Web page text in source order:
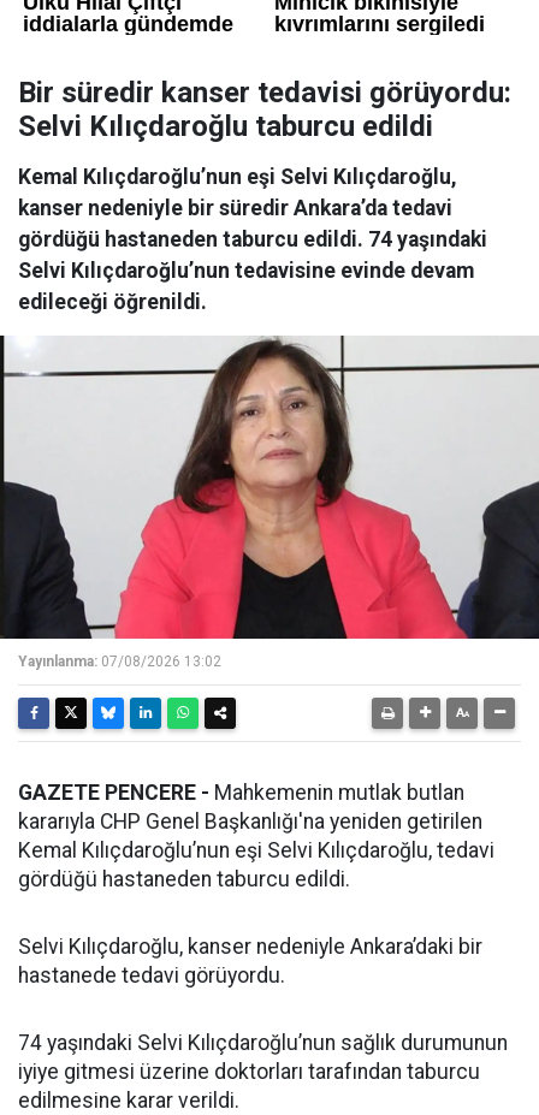
Bir süredir kanser tedavisi görüyordu:
Selvi Kılıçdaroğlu taburcu edildi
Kemal Kılıçdaroğlu’nun eşi Selvi Kılıçdaroğlu,
kanser nedeniyle bir süredir Ankara’da tedavi
gördüğü hastaneden taburcu edildi. 74 yaşındaki
Selvi Kılıçdaroğlu’nun tedavisine evinde devam
edileceği öğrenildi.
Yayınlanma: 07/08/2026 13:02
GAZETE PENCERE - Mahkemenin mutlak butlan
kararıyla CHP Genel Başkanlığı'na yeniden getirilen
Kemal Kılıçdaroğlu’nun eşi Selvi Kılıçdaroğlu, tedavi
gördüğü hastaneden taburcu edildi.
Selvi Kılıçdaroğlu, kanser nedeniyle Ankara’daki bir
hastanede tedavi görüyordu.
74 yaşındaki Selvi Kılıçdaroğlu’nun sağlık durumunun
iyiye gitmesi üzerine doktorları tarafından taburcu
edilmesine karar verildi.